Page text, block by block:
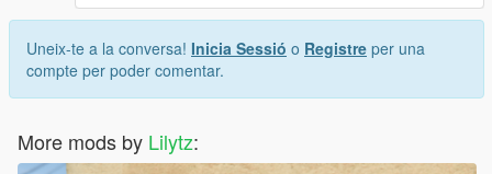
Uneix-te a la conversa! Inicia Sessió o Registre per una
compte per poder comentar.
More mods by Lilytz: